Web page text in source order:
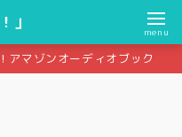
」
menu
アマゾンオーディオブック